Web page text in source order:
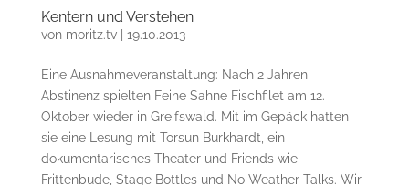
Kentern und Verstehen
von moritz.tv| 19.10.2013
Eine Ausnahmeveranstaltung: Nach 2 Jahren
Abstinenz spielten Feine Sahne Fischfilet am 12.
Oktober wieder in Greifswald. Mit im Gepäck hatten
sie eine Lesung mit Torsun Burkhardt, ein
dokumentarisches Theater und Friends wie
Frittenbude, Stage Bottles und No Weather Talks. Wir